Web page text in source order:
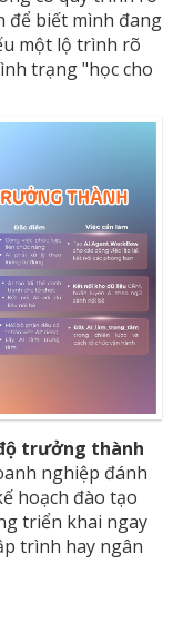
để biết mình đang
một lộ trình rõ
trạng "học cho
trưởng thành
nghiệp đánh
hoạch đào tạo
triển khai ngay
trình hay ngân